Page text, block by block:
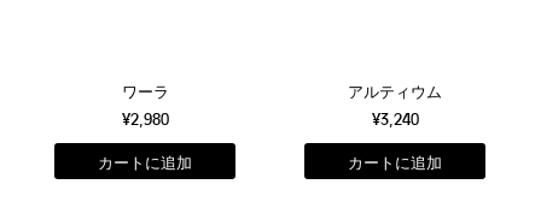
ワーラ
¥2,980
アルティウム
¥3,240